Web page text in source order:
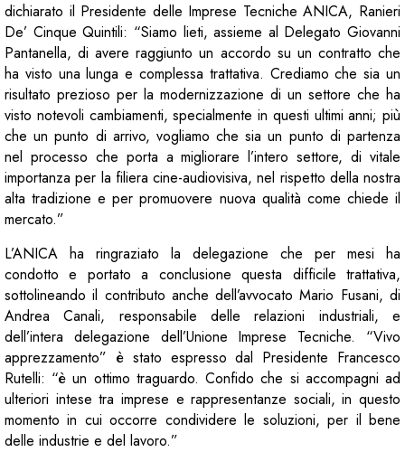
dichiarato il Presidente delle Imprese Tecniche ANICA, Ranieri
De’ Cinque Quintili: “Siamo lieti, assieme al Delegato Giovanni
Pantanella, di avere raggiunto un accordo su un contratto che
ha visto una lunga e complessa trattativa. Crediamo che sia un
risultato prezioso per la modernizzazione di un settore che ha
visto notevoli cambiamenti, specialmente in questi ultimi anni; più
che un punto di arrivo, vogliamo che sia un punto di partenza
nel processo che porta a migliorare l’intero settore, di vitale
importanza per la filiera cine-audiovisiva, nel rispetto della nostra
alta tradizione e per promuovere nuova qualità come chiede il
mercato.”
L’ANICA ha ringraziato la delegazione che per mesi ha
condotto e portato a conclusione questa difficile trattativa,
sottolineando il contributo anche dell’avvocato Mario Fusani, di
Andrea Canali, responsabile delle relazioni industriali, e
dell’intera delegazione dell’Unione Imprese Tecniche. “Vivo
apprezzamento” è stato espresso dal Presidente Francesco
Rutelli: “è un ottimo traguardo. Confido che si accompagni ad
ulteriori intese tra imprese e rappresentanze sociali, in questo
momento in cui occorre condividere le soluzioni, per il bene
delle industrie e del lavoro.”